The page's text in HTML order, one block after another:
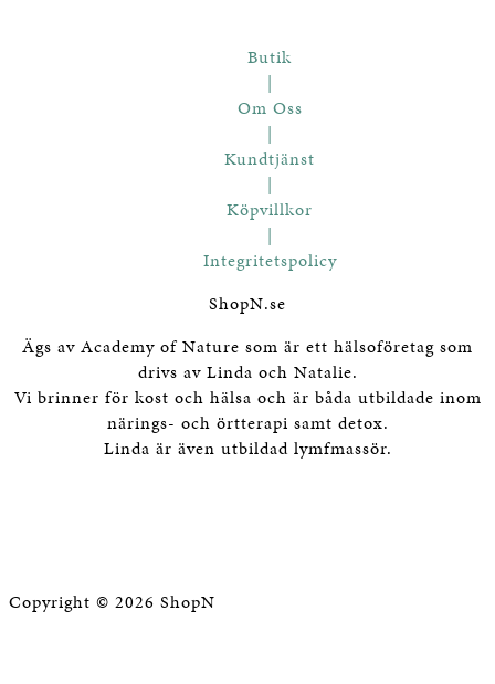
Butik
|
Om Oss
|
Kundtjänst
|
Köpvillkor
|
Integritetspolicy
ShopN.se
Ägs av Academy of Nature som är ett hälsoföretag som
drivs av Linda och Natalie.
Vi brinner för kost och hälsa och är båda utbildade inom
närings- och örtterapi samt detox.
Linda är även utbildad lymfmassör.
Copyright © 2026 ShopN